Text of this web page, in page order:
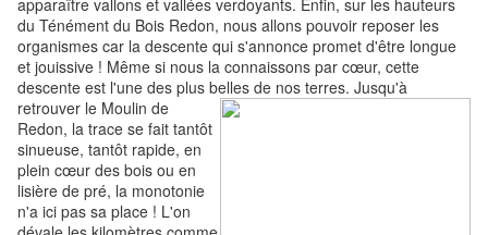
apparaître vallons et vallées verdoyants. Enfin, sur les hauteurs
du Ténément du Bois Redon, nous allons pouvoir reposer les
organismes car la descente qui s'annonce promet d'être longue
et jouissive ! Même si nous la connaissons par cœur, cette
descente est l'une des plus belles de nos terres. Jusqu'à
retrouver le Moulin de
Redon, la trace se fait tantôt
sinueuse, tantôt rapide, en
plein cœur des bois ou en
lisière de pré, la monotonie
n'a ici pas sa place ! L'on